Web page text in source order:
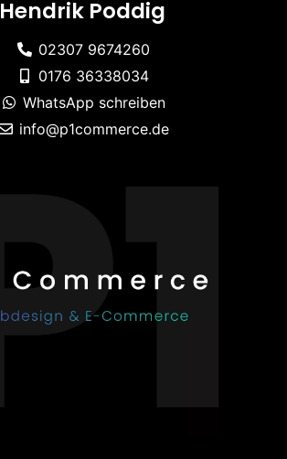
Hendrik Poddig
02307 9674260
0176 36338034
WhatsApp schreiben
info@p1commerce.de